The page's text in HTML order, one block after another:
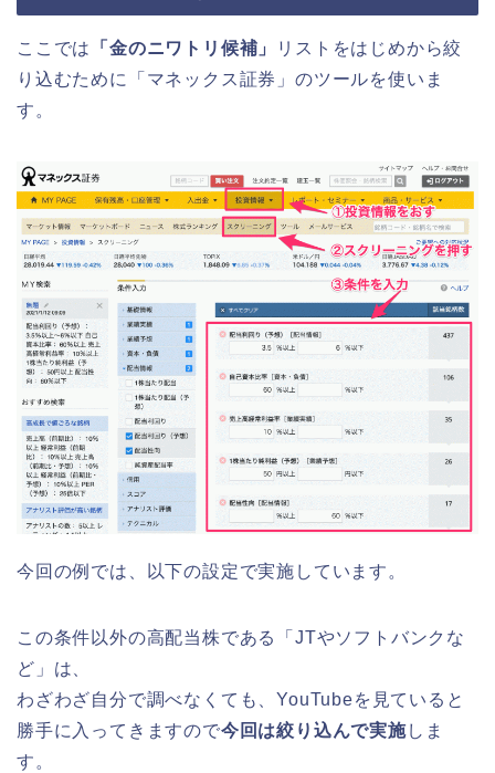
ここでは 「金のニワトリ候補」
リストをはじめから絞
り込むために「マネックス証券」のツールを使いま
す。
今回の例では、以下の設定で実施しています。
この条件以外の高配当株である「JTやソフトバンクな
ど」は、
わざわざ自分で調べなくても、YouTubeを見ていると
勝手に入ってきますので今回は絞り込んで実施しま
す。